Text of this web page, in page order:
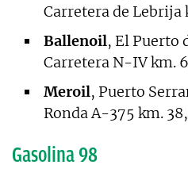
Carretera de Lebrija
Ballenoil, El Puerto
Carretera N-IV km.
Meroil, Puerto
Ronda A-375 km.
Gasolina 98